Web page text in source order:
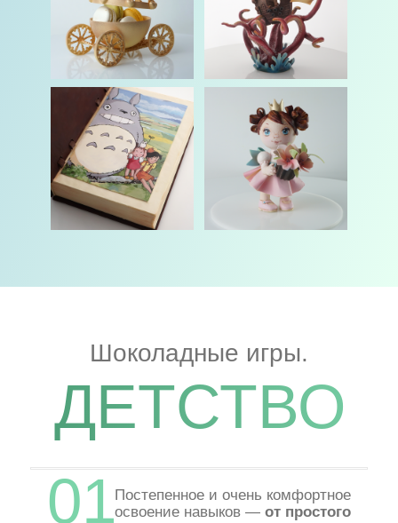
Тем, кто хочет
нуля освоить новую
профессию
кому надоелопостоянно искать и
покупать новые формы
идею,расстраиваясь, если их нет.
Домашним
кондитерам,